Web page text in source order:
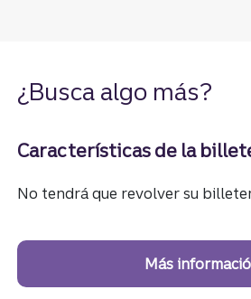
¿Busca algo más?
Características de la
No tendrá que revolver su
Más